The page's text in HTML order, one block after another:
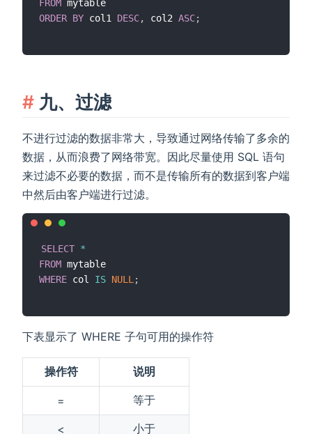
FROM
ORDER BY col1 DESC, col2 ASC;
九、过滤
不进行过滤的数据非常大，导致通过网络传输了多余的
数据，从而浪费了网络带宽。因此尽量使用 SQL 语句
来过滤不必要的数据，而不是传输所有的数据到客户端
中然后由客户端进行过滤。
SELECT *
FROM
WHERE col IS NULL ;
下表显示了 WHERE 子句可用的操作符
操作符 说明
= 等于
< 小于